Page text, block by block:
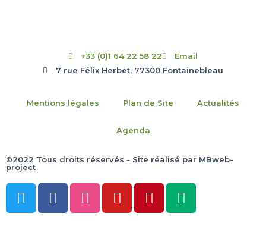
+33 (0)1 64 22 58 22
Email
7 rue Félix Herbet, 77300 Fontainebleau
Mentions légales Plan de Site Actualités
Agenda
©2022 Tous droits réservés - Site réalisé par MBweb-
project
T
w
F
a
D
r
Y
o
P
i
M
e